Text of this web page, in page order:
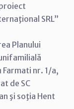
SRL”
Planului
nr. 1/a,
de SC
şi soţia Hent